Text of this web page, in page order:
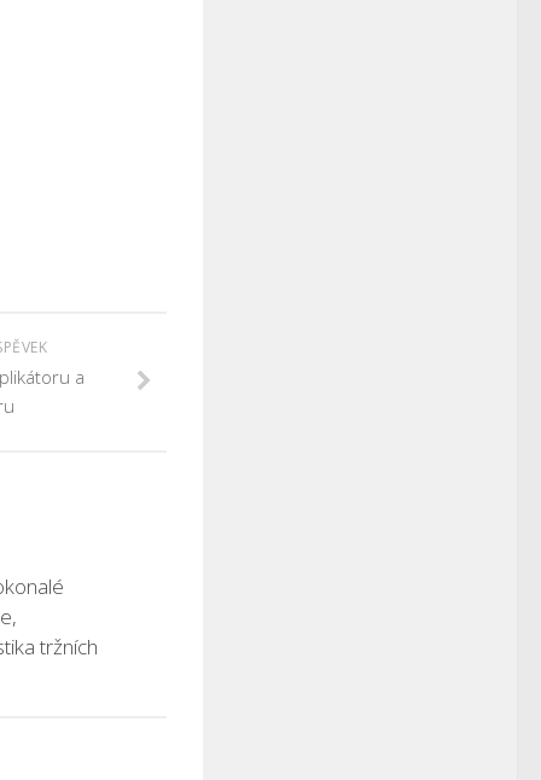
a
tržních